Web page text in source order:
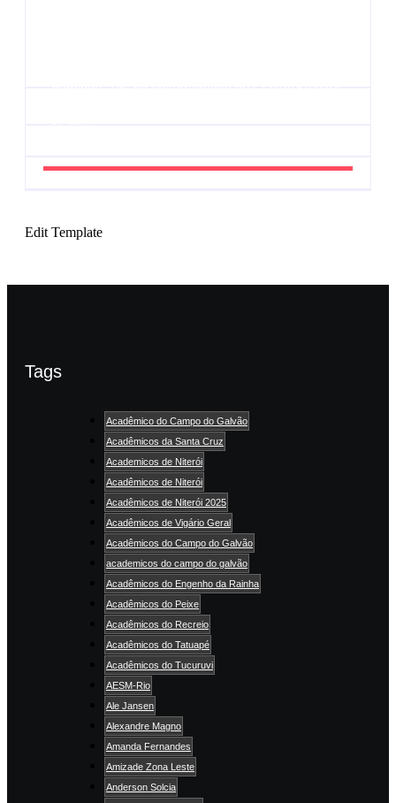
Edit Template
Tags
Acadêmico do Campo do Galvão
Acadêmicos da Santa Cruz
Academicos de Niterói
Acadêmicos de Niterói
Acadêmicos de Niterói 2025
Acadêmicos de Vigário Geral
Acadêmicos do Campo do Galvão
academicos do campo do galvão
Acadêmicos do Engenho da Rainha
Acadêmicos do Peixe
Acadêmicos do Recreio
Acadêmicos do Tatuapé
Acadêmicos do Tucuruvi
AESM-Rio
Ale Jansen
Alexandre Magno
Amanda Fernandes
Amizade Zona Leste
Anderson Solcia